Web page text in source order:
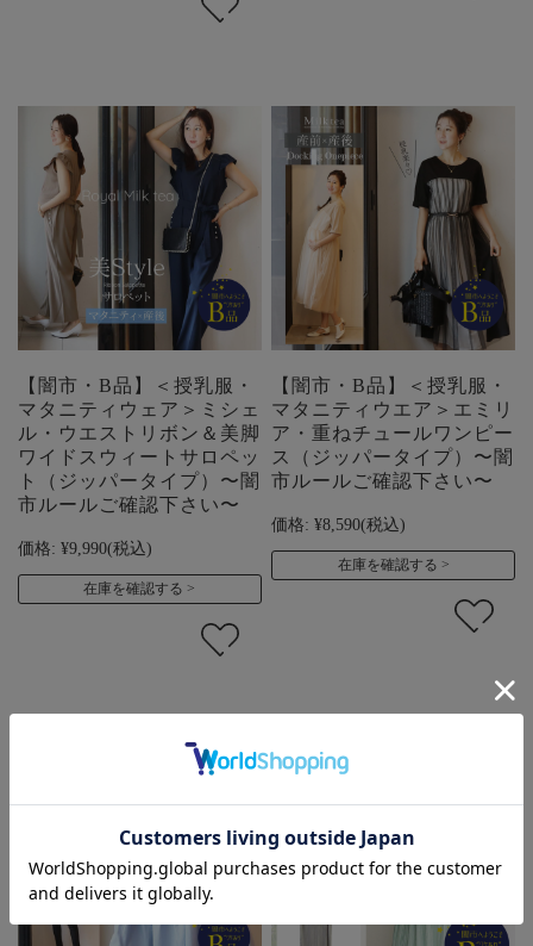
【闇市・B品】＜授乳服・
マタニティウェア＞ミシェ
ル・ウエストリボン＆美脚
ワイドスウィートサロペッ
ト（ジッパータイプ）〜闇
市ルールご確認下さい〜
価格: ¥9,990(税込)
在庫を確認する
【闇市・B品】＜授乳服・
マタニティウエア＞エミリ
ア・重ねチュールワンピー
ス（ジッパータイプ）〜闇
市ルールご確認下さい〜
価格: ¥8,590(税込)
在庫を確認する